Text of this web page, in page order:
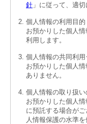
針 」に従って、適切
個人情報の利用目的
お預かりした個人
利用します。
個人情報の共同利
お預かりした個人
ありません。
個人情報の取り扱い
お預かりした個人
に預託する場合が
人情報保護の水準